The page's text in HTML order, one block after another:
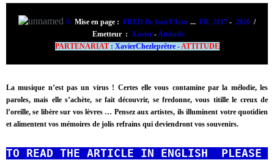
© Mise en page : FRED Ils font l'Actu ... FR 2017 - 2020 /
Emetteur : Xavier -Attitude
PARTENARIAT: XavierChezleprêtre -ATTITUDE
La musique n’est pas un virus ! Certes elle vous contamine par la mélodie, les
paroles, mais elle s’achète, se fait découvrir, se fredonne, vous titille le creux de
l’oreille, se libère sur vos lèvres … Pensez aux artistes, ils illuminent votre quotidien
et alimentent vos mémoires de jolis refrains qui deviendront vos souvenirs.
TO READ THE ARTICLE IN ENGLISH  PLEASE